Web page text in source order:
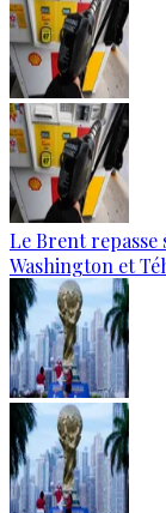
Le Brent repasse
Washington et